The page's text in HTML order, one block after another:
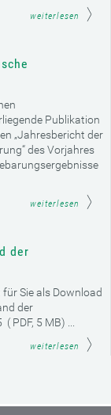
weiterlesen
Publikation
„Jahresbericht der
des Vorjahres
weiterlesen
der
Sie als Download
der
PDF, 5 MB) ...
weiterlesen